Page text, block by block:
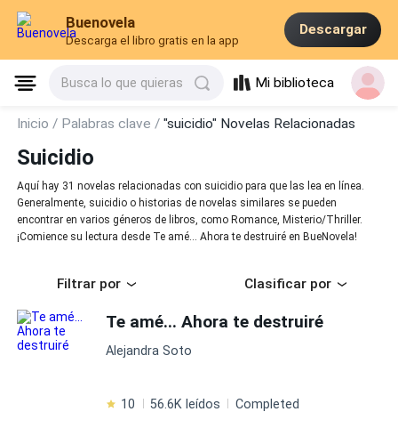
Buenovela
Descarga el libro gratis en la app
Descargar
Busca lo que quieras Mi biblioteca
Inicio / Palabras clave /"suicidio" Novelas Relacionadas
Suicidio
Aquí hay 31 novelas relacionadas con suicidio para que las lea en línea.
Generalmente, suicidio o historias de novelas similares se pueden
encontrar en varios géneros de libros, como Romance, Misterio/Thriller.
¡Comience su lectura desde Te amé... Ahora te destruiré en BueNovela!
Filtrar por Clasificar por
Te amé... Ahora te destruiré
Alejandra Soto
10 56.6K leídos Completed